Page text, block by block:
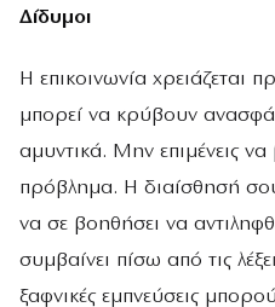
Δίδυμοι
Η επικοινωνία χρειάζεται
μπορεί να κρύβουν
αμυντικά. Μην επιμένεις
πρόβλημα. Η διαίσθησή
να σε βοηθήσει να
συμβαίνει πίσω από τις
ξαφνικές εμπνεύσεις